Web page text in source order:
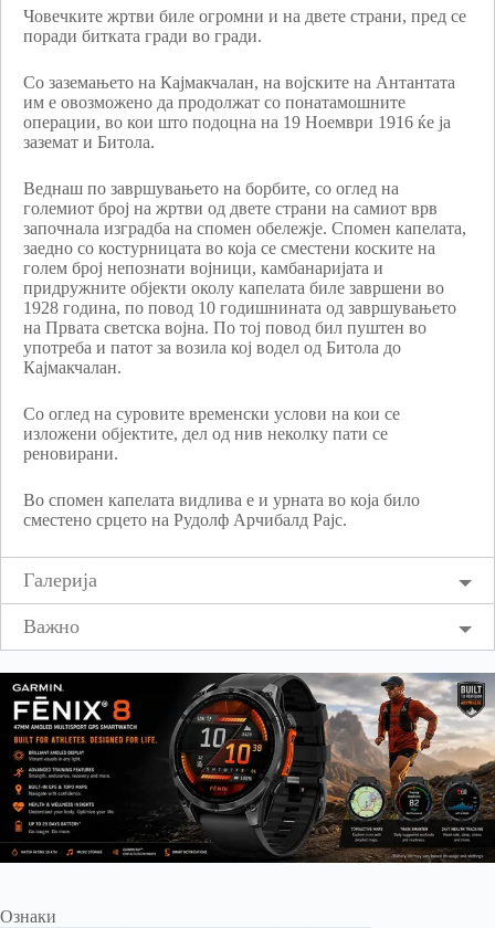
Човечките жртви биле огромни и на двете страни, пред се
поради битката гради во гради.
Со заземањето на Кајмакчалан, на војските на Антантата
им е овозможено да продолжат со понатамошните
операции, во кои што подоцна на 19 Ноември 1916 ќе ја
заземат и Битола.
Веднаш по завршувањето на борбите, со оглед на
големиот број на жртви од двете страни на самиот врв
започнала изградба на спомен обележје. Спомен капелата,
заедно со костурницата во која се сместени коските на
голем број непознати војници, камбанаријата и
придружните објекти околу капелата биле завршени во
1928 година, по повод 10 годишнината од завршувањето
на Првата светска војна. По тој повод бил пуштен во
употреба и патот за возила кој водел од Битола до
Кајмакчалан.
Со оглед на суровите временски услови на кои се
изложени објектите, дел од нив неколку пати се
реновирани.
Во спомен капелата видлива е и урната во која било
сместено срцето на Рудолф Арчибалд Рајс.
Галерија
Важно
Ознаки